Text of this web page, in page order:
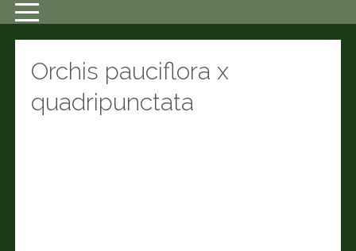
Orchis pauciflora x
quadripunctata